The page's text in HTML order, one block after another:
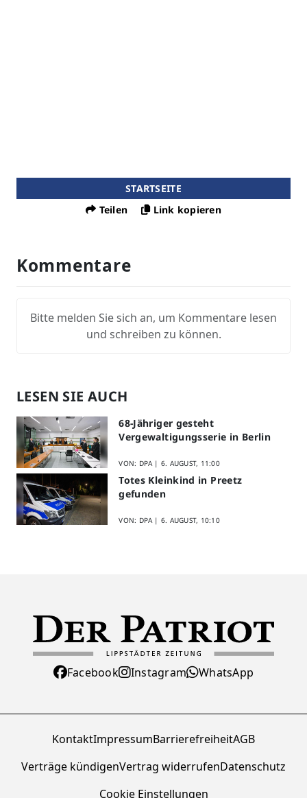
STARTSEITE
Teilen
Link kopieren
Kommentare
Bitte melden Sie sich an, um Kommentare lesen
und schreiben zu können.
LESEN SIE AUCH
68-Jähriger gesteht
Vergewaltigungsserie in Berlin
VON: DPA | 6. AUGUST, 11:00
Totes Kleinkind in Preetz
gefunden
VON: DPA | 6. AUGUST, 10:10
Facebook Instagram WhatsApp
KontaktImpressumBarrierefreiheitAGB
Verträge kündigenVertrag widerrufenDatenschutz
Cookie Einstellungen